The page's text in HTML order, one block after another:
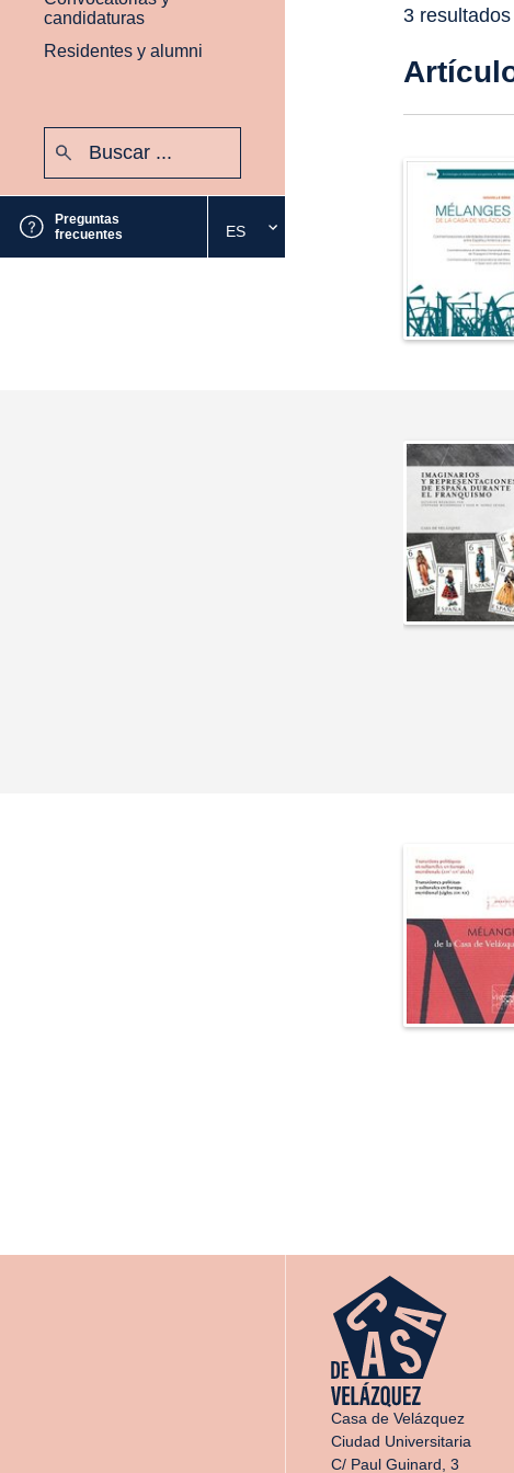
candidaturas
Residentes y alumni
Preguntas
frecuentes
Seleccione
el
ES
3
Casa de Velázquez
Ciudad Universitaria
C/ Paul Guinard, 3